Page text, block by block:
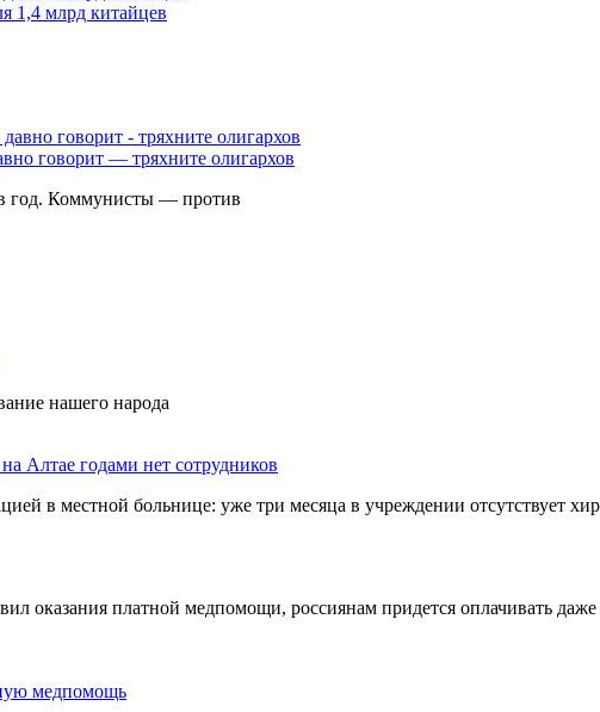
1,4 млрд китайцев
говорит — тряхните олигархов
год. Коммунисты — против
нашего народа
Алтае годами нет сотрудников
в местной больнице: уже три месяца в учреждении отсутствует
оказания платной медпомощи, россиянам придется оплачивать
медпомощь